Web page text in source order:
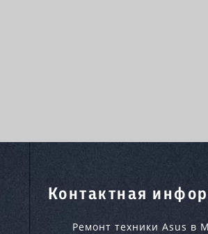
Контактная
Ремонт техники Asus в